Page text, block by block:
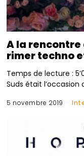
A la rencontre
rimer techno
Temps de lecture :
Suds était
5 novembre 2019